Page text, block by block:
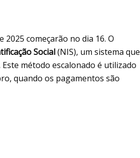
2025 começarão no dia 16. O
Social(NIS), um sistema que
método escalonado é utilizado
quando os pagamentos são